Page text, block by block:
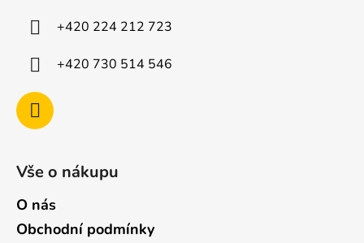
+420 224 212 723
+420 730 514 546
Vše o nákupu
O nás
Obchodní podmínky